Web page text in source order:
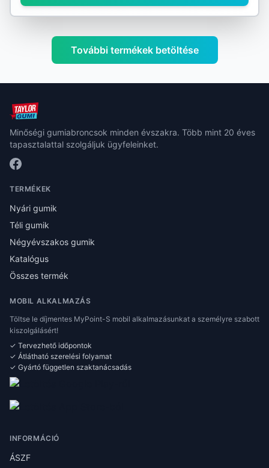
További termékek betöltése
Minőségi gumiabroncsok minden évszakra. Több mint 20 éves
tapasztalattal szolgáljuk ügyfeleinket.
TERMÉKEK
Nyári gumik
Téli gumik
Négyévszakos gumik
Katalógus
Összes termék
MOBIL ALKALMAZÁS
Töltse le díjmentes MyPoint-S mobil alkalmazásunkat a személyre szabott
kiszolgálásért!
✓ Tervezhető időpontok
✓ Átlátható szerelési folyamat
✓ Gyártó független szaktanácsadás
INFORMÁCIÓ
ÁSZF